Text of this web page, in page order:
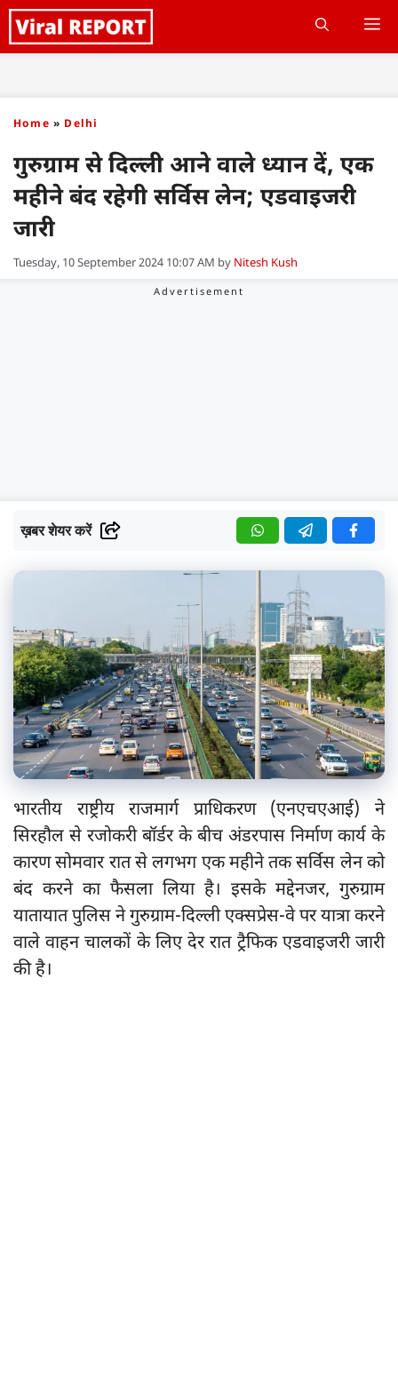
Skip
to
Home » Delhi
गुरुग्राम से दिल्ली आने वाले ध्यान दें, एक
महीने बंद रहेगी सर्विस लेन; एडवाइजरी
जारी
Tuesday, 10 September 2024 10:07 AM by Nitesh Kush
ख़बर शेयर करें
भारतीय राष्ट्रीय राजमार्ग प्राधिकरण (एनएचएआई) ने
सिरहौल से रजोकरी बॉर्डर के बीच अंडरपास निर्माण कार्य के
कारण सोमवार रात से लगभग एक महीने तक सर्विस लेन को
बंद करने का फैसला लिया है। इसके मद्देनजर, गुरुग्राम
यातायात पुलिस ने गुरुग्राम-दिल्ली एक्सप्रेस-वे पर यात्रा करने
वाले वाहन चालकों के लिए देर रात ट्रैफिक एडवाइजरी जारी
की है।